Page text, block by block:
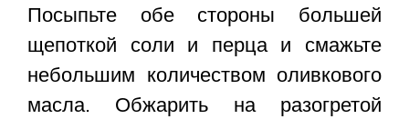
Посыпьте обе стороны большей
щепоткой соли и перца и смажьте
небольшим количеством оливкового
масла. Обжарить на разогретой